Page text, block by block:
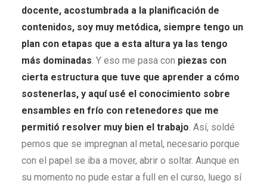
docente, acostumbrada a la planificación de
contenidos, soy muy metódica, siempre tengo un
plan con etapas que a esta altura ya las tengo
más dominadas. Y eso me pasa con piezas con
cierta estructura que tuve que aprender a cómo
sostenerlas, y aquí usé el conocimiento sobre
ensambles en frío con retenedores que me
permitió resolver muy bien el trabajo. Así, soldé
pernos que se impregnan al metal, necesario porque
con el papel se iba a mover, abrir o soltar. Aunque en
su momento no pude estar a full en el curso, luego sí